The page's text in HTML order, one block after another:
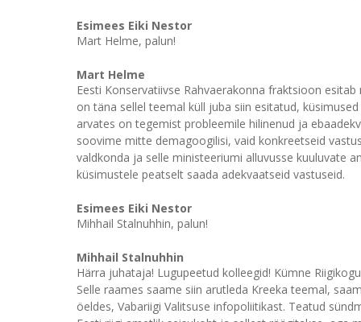
Esimees Eiki Nestor
Mart Helme, palun!
Mart Helme
Eesti Konservatiivse Rahvaerakonna fraktsioon
on täna sellel teemal küll juba siin esitatud,
arvates on tegemist probleemile hilinenud ja
soovime mitte demagoogilisi, vaid konkreetseid
valdkonda ja selle ministeeriumi alluvusse kuuluvate
küsimustele peatselt saada adekvaatseid vastuseid.
Esimees Eiki Nestor
Mihhail Stalnuhhin, palun!
Mihhail Stalnuhhin
Härra juhataja! Lugupeetud kolleegid! Kümne
Selle raames saame siin arutleda Kreeka teemal,
öeldes, Vabariigi Valitsuse infopoliitikast. Teatud